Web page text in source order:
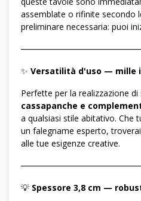
assemblate o rifinite secondo
preliminare necessaria: puoi
✨ Versatilità d'uso — mille
Perfette per la realizzazione di
cassapanche e
a qualsiasi stile abitativo. Che
un falegname esperto,
alle tue esigenze creative.
💡 Spessore 3,8 cm —